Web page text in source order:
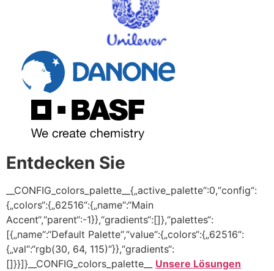
Entdecken Sie
__CONFIG_colors_palette__{„active_palette“:0,“config“:
{„colors“:{„62516“:{„name“:“Main
Accent“,“parent“:-1}},“gradients“:[]},“palettes“:
[{„name“:“Default Palette“,“value“:{„colors“:{„62516“:
{„val“:“rgb(30, 64, 115)“}},“gradients“:
[]}}]}__CONFIG_colors_palette__ Unsere Lösungen